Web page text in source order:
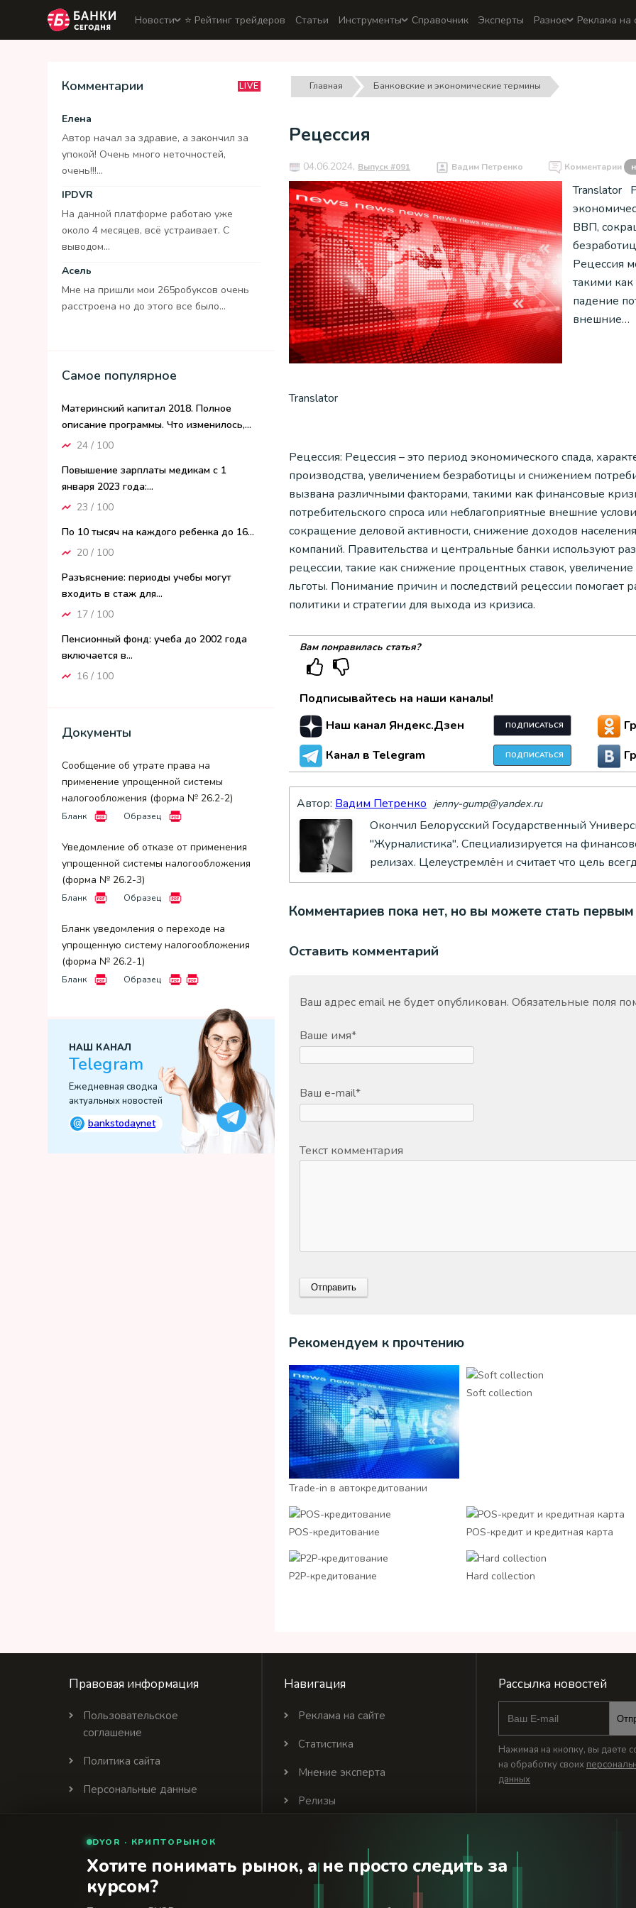
Новости ⭐️ Рейтинг трейдеров Статьи Инструменты Справочник Эксперты Разное Реклама на
Комментарии LIVE
Елена
Автор начал за здравие, а закончил за
упокой! Очень много неточностей,
очень!!!...
IPDVR
На данной платформе работаю уже
около 4 месяцев, всё устраивает. С
выводом...
Асель
Мне на пришли мои 265робуксов очень
расстроена но до этого все было...
Самое популярное
Материнский капитал 2018. Полное
описание программы. Что изменилось,...
24 / 100
Повышение зарплаты медикам с 1
января 2023 года:...
23 / 100
По 10 тысяч на каждого ребенка до 16...
20 / 100
Разъяснение: периоды учебы могут
входить в стаж для...
17 / 100
Пенсионный фонд: учеба до 2002 года
включается в...
16 / 100
Документы
Сообщение об утрате права на
применение упрощенной системы
налогообложения (форма № 26.2-2)
Бланк Образец
Уведомление об отказе от применения
упрощенной системы налогообложения
(форма № 26.2-3)
Бланк Образец
Бланк уведомления о переходе на
упрощенную систему налогообложения
(форма № 26.2-1)
Бланк Образец
НАШ КАНАЛ
Telegram
Ежедневная сводка
актуальных новостей
@ bankstodaynet
Главная Банковские и экономические термины
Рецессия
04.06.2024, Выпуск #091 Вадим Петренко Комментарии
Translator
ВВП,
Рецессия
такими
падение
внешние…
Translator
Рецессия: Рецессия – это период экономического спада,
производства, увеличением безработицы и снижением
вызвана различными факторами, такими как финансовые
потребительского спроса или неблагоприятные внешние
сокращение деловой активности, снижение доходов
компаний. Правительства и центральные банки используют
рецессии, такие как снижение процентных ставок,
льготы. Понимание причин и последствий рецессии помогает
политики и стратегии для выхода из кризиса.
Вам понравилась статья?
Подписывайтесь на наши каналы!
Наш канал Яндекс.Дзен
ПОДПИСАТЬСЯ
Канал в Telegram ПОДПИСАТЬСЯ
Автор: Вадим Петренко jenny-gump@yandex.ru
Окончил Белорусский Государственный
"Журналистика". Специализируется на
релизах. Целеустремлён и считает что цель
Комментариев пока нет, но вы можете стать первым
Оставить комментарий
Ваш адрес email не будет опубликован. Обязательные поля
Ваше имя*
Ваш e-mail*
Текст комментария
Рекомендуем к прочтению
Trade-in в автокредитовании
Soft collection
POS-кредитование POS-кредит и кредитная карта
P2P-кредитование
Hard collection
Правовая информация
Пользовательское
соглашение
Политика сайта
Персональные данные
Партнеры
Навигация
Реклама на сайте
Статистика
Мнение эксперта
Релизы
Рассылка новостей
Нажимая на кнопку, вы даете
на обработку своих
данных
© 2026 Финансовый интернет-портал «Банки Сегодня». Используя сайт BanksToday.net вы соглашаетесь с
DYOR · КРИПТОРЫНОК
Хотите понимать рынок, а не просто следить за
курсом?